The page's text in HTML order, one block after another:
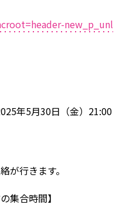
new_p_unl
年5月30日（金）21:00
が行きます。
集合時間】